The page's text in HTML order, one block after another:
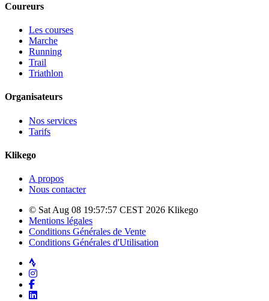
Coureurs
Les courses
Marche
Running
Trail
Triathlon
Organisateurs
Nos services
Tarifs
Klikego
A propos
Nous contacter
© Sat Aug 08 19:57:57 CEST 2026 Klikego
Mentions légales
Conditions Générales de Vente
Conditions Générales d'Utilisation
Strava
Instagram
Facebook
LinkedIn